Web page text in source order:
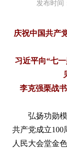
发布时间
庆祝中国共产
习近平向“七
李克强栗战
弘扬功勋
共产党成立100
人民大会堂金